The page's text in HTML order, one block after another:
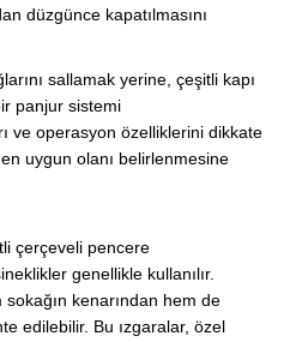
düzgünce kapatılmasını
sallamak yerine, çeşitli kapı
panjur sistemi
ve operasyon özelliklerini dikkate
uygun olanı belirlenmesine
çerçeveli pencere
genellikle kullanılır.
kenarından hem de
edilebilir. Bu ızgaralar, özel